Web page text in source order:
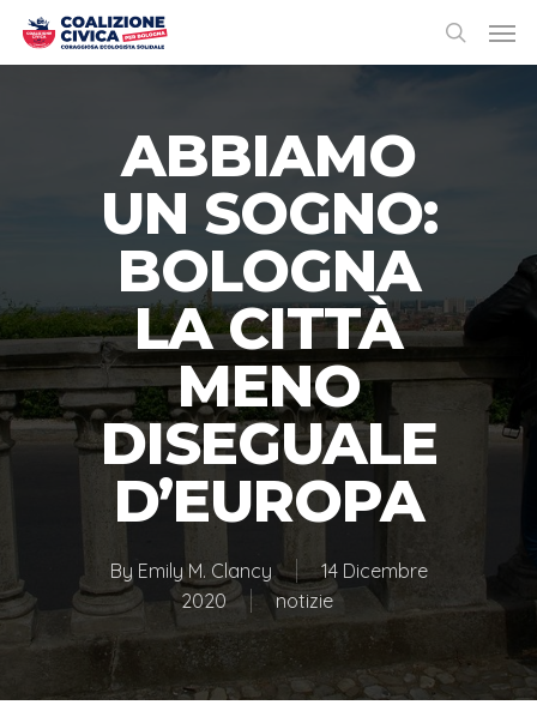
ABBIAMO
UN SOGNO:
BOLOGNA
LA CITTÀ
MENO
DISEGUALE
D’EUROPA
By Emily M. Clancy
14 Dicembre
2020
notizie